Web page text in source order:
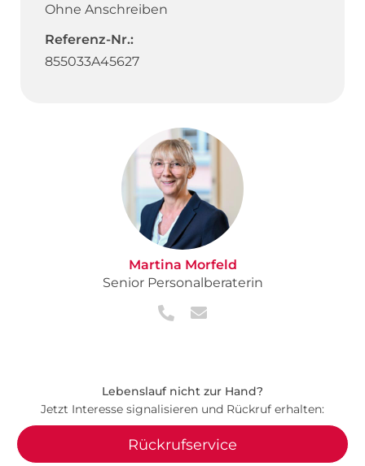
Ohne Anschreiben
Referenz-Nr.:
855033A45627
Martina Morfeld
Senior Personalberaterin
Lebenslauf nicht zur Hand?
Jetzt Interesse signalisieren und Rückruf erhalten:
Rückrufservice